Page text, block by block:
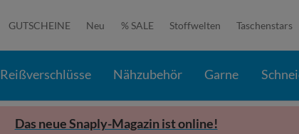
GUTSCHEINE Neu % SALE Stoffwelten Taschenstars
Reißverschlüsse Nähzubehör Garne
Das neue Snaply-Magazin ist online!